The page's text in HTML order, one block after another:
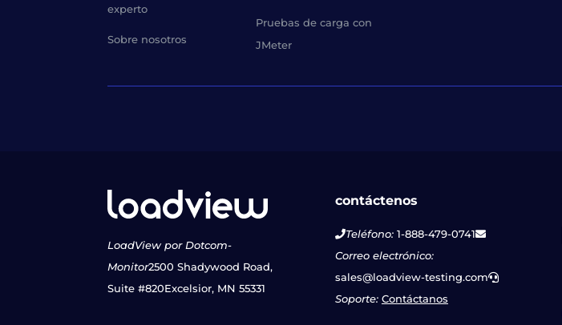
experto
Sobre nosotros
Pruebas de carga con
JMeter
LoadView por Dotcom-
Monitor2500 Shadywood Road,
Suite #820Excelsior, MN 55331
contáctenos
Teléfono:1-888-479-0741
Correo electrónico:
sales@loadview-testing.com
Soporte: Contáctanos